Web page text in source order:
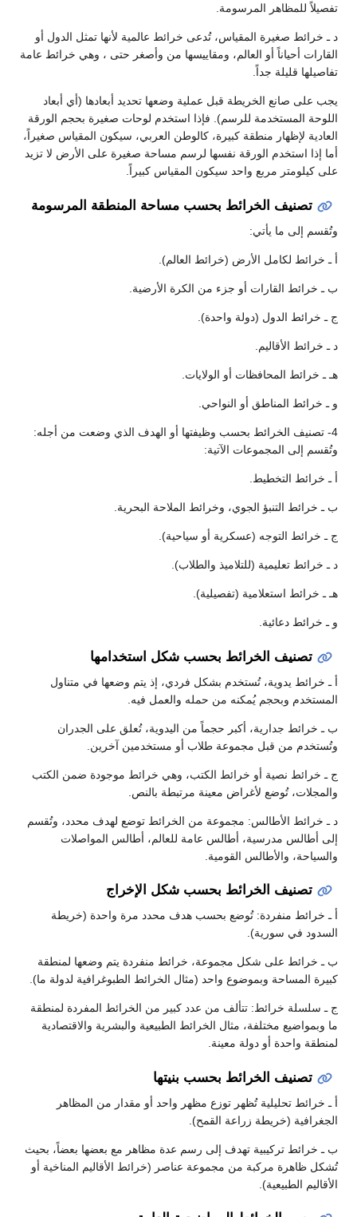
للمظاهر المرسومة.
خرائط صغيرة المقياس، تُدعى خرائط عالمية لأنها تمثل الدول أو
أحياناً أو العالم، ومقاييسها من وأصغر حتى ، وهي خرائط عامة
قليلة جداً.
على صانع الخريطة قبل عملية وضعها تحديد أبعادها (أي أبعاد
المستخدمة للرسم). فإذا استخدم لوحات صغيرة بحجم الورقة
لإظهار منطقة كبيرة، كالوطن العربي، سيكون المقياس صغيراً،
إذا استخدم الورقة نفسها لرسم مساحة صغيرة على الأرض لا تزيد
كيلومتر مربع واحد سيكون المقياس كبيراً.
تصنيف الخرائط بحسب مساحة المنطقة المرسومة
إلى ما يأتي:
خرائط لكامل الأرض (خرائط العالم).
خرائط القارات أو جزء من الكرة الأرضية.
خرائط الدول (دولة واحدة).
خرائط الأقاليم.
ـ خرائط المحافظات أو الولايات.
خرائط المناطق أو النواحي.
تصنيف الخرائط بحسب وظيفتها أو الهدف الذي وضعت من أجله:
إلى المجموعات الآتية:
خرائط التخطيط.
خرائط التنبؤ الجوي، وخرائط الملاحة البحرية.
خرائط التوجه (عسكرية أو سياحية).
خرائط تعليمية (للتلاميذ والطلاب).
ـ خرائط استعلامية (تفصيلية).
خرائط دعائية.
تصنيف الخرائط بحسب شكل استخدامها
خرائط يدوية، تُستخدم بشكل فردي، إذ يتم وضعها في متناول
وبحجم يُمكنه من حمله والعمل فيه.
خرائط جدارية، أكبر حجماً من اليدوية، تُعلق على الجدران
من قبل مجموعة طلاب أو مستخدمين آخرين.
خرائط نصية أو خرائط الكتب، وهي خرائط موجودة ضمن الكتب
تُوضع لأغراض معينة مرتبطة بالنص.
خرائط الأطالس: مجموعة من الخرائط توضع لهدف محدد، وتُقسم
أطالس مدرسية، أطالس عامة للعالم، أطالس المواصلات
والأطالس القومية.
تصنيف الخرائط بحسب شكل الإخراج
خرائط منفردة: تُوضع بحسب هدف محدد مرة واحدة (خريطة
في سورية).
خرائط على شكل مجموعة، خرائط منفردة يتم وضعها لمنطقة
المساحة وبموضوع واحد (مثال الخرائط الطبوغرافية لدولة ما).
سلسلة خرائط: تتألف من عدد كبير من الخرائط المفردة لمنطقة
وبمواضيع مختلفة، مثال الخرائط الطبيعية والبشرية والاقتصادية
واحدة أو دولة معينة.
تصنيف الخرائط بحسب بنيتها
خرائط تحليلية تُظهر توزع مظهر واحد أو مقدار من المظاهر
(خريطة زراعة القمح).
خرائط تركيبية تهدف إلى رسم عدة مظاهر مع بعضها بعضاً، بحيث
ظاهرة مركبة من مجموعة عناصر (خرائط الأقاليم المناخية أو
الطبيعية).